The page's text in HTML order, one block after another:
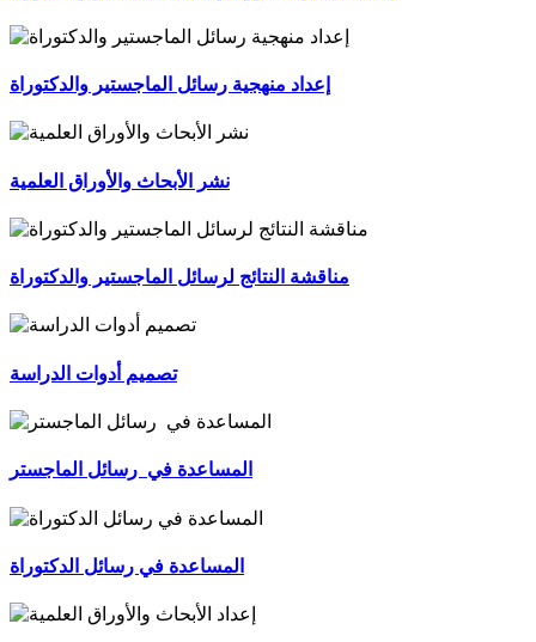
إعداد منهجية رسائل الماجستير والدكتوراة
نشر الأبحاث والأوراق العلمية
مناقشة النتائج لرسائل الماجستير والدكتوراة
تصميم أدوات الدراسة
المساعدة في رسائل الماجستر
المساعدة في رسائل الدكتوراة